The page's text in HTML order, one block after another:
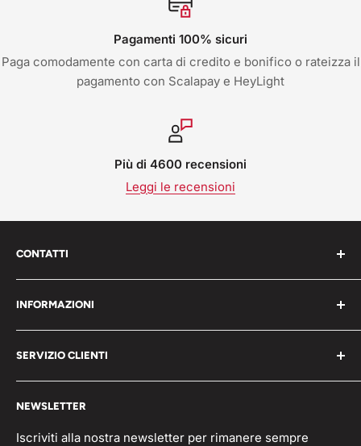
Pagamenti 100% sicuri
Paga comodamente con carta di credito e bonifico o rateizza il
pagamento con Scalapay e HeyLight
Più di 4600 recensioni
Leggi le recensioni
CONTATTI
Work Shop s.r.l. via varese 160 - 22076 Mozzate (CO)
Italia
INFORMAZIONI
Chi Siamo
Blog
Pagamenti
Spedizioni
Feedback
SERVIZIO CLIENTI
Condizioni generali
Domande frequenti
Privacy Policy
NEWSLETTER
Iscriviti alla nostra newsletter per rimanere sempre